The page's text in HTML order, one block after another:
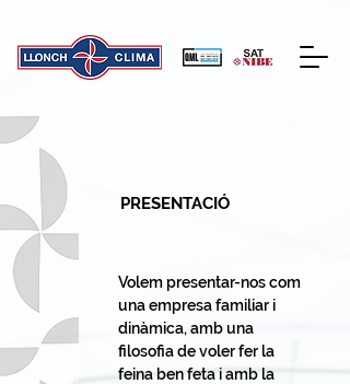
PRESENTACIÓ
Volem presentar-nos com
una empresa familiar i
dinàmica, amb una
filosofia de voler fer la
feina ben feta i amb la